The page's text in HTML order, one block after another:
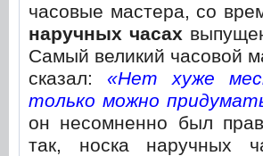
часовые мастера, со
наручных часах
Самый великий часовой
сказал:«Нет хуже
только можно
он несомненно был
так, носка наручных